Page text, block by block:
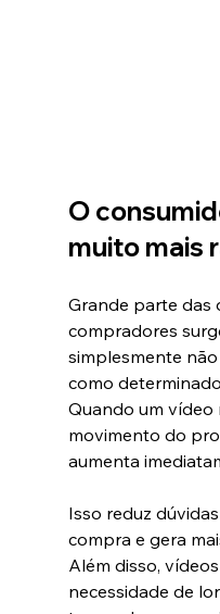
O
muito mais
Grande parte das
compradores
simplesmente
como
Quando um vídeo
movimento do
aumenta
Isso reduz
compra e gera
Além disso,
necessidade de